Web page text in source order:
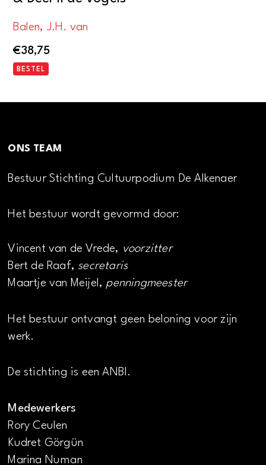
Balen, J.H. van
€38,75
BESTEL
ONS TEAM
Bestuur Stichting Cultuurpodium De Alkenaer
Het bestuur wordt gevormd door:
Vincent van de Vrede, voorzitter
Bert de Raaf, secretaris
Maartje van Meijel, penningmeester
Het bestuur ontvangt geen beloning voor zijn
werk.
De stichting is een ANBI.
Medewerkers
Rory Ceulen
Kudret Görgün
Marina Numan